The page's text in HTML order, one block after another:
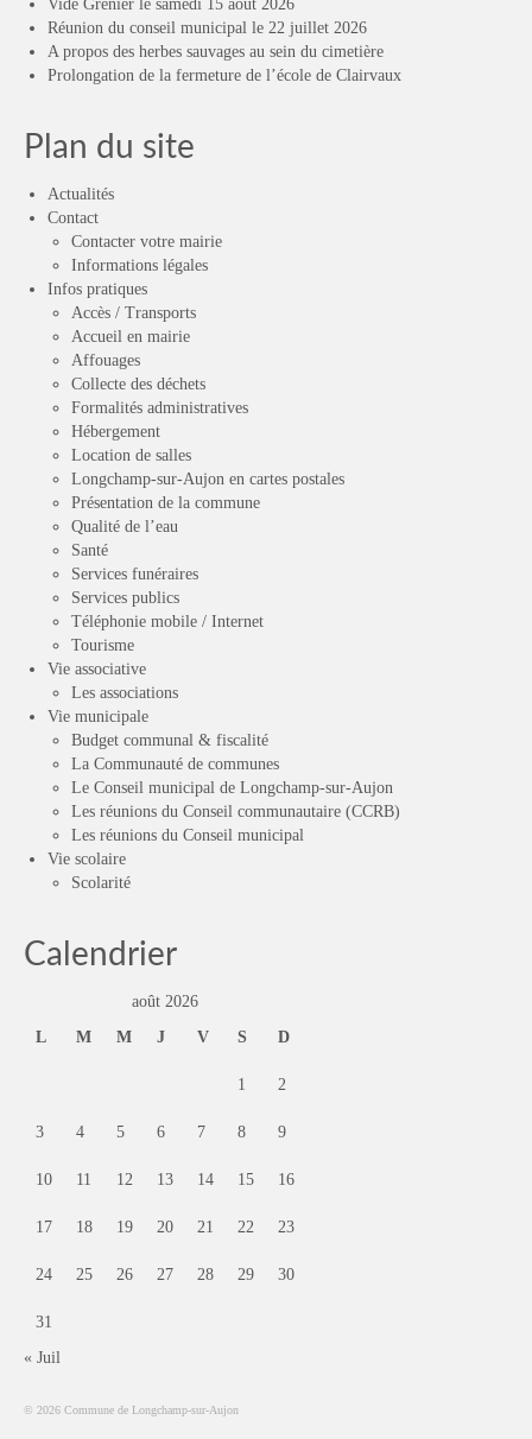
Vide Grenier le samedi 15 août 2026
Réunion du conseil municipal le 22 juillet 2026
A propos des herbes sauvages au sein du cimetière
Prolongation de la fermeture de l’école de Clairvaux
Plan du site
Actualités
Contact
Contacter votre mairie
Informations légales
Infos pratiques
Accès / Transports
Accueil en mairie
Affouages
Collecte des déchets
Formalités administratives
Hébergement
Location de salles
Longchamp-sur-Aujon en cartes postales
Présentation de la commune
Qualité de l’eau
Santé
Services funéraires
Services publics
Téléphonie mobile / Internet
Tourisme
Vie associative
Les associations
Vie municipale
Budget communal & fiscalité
La Communauté de communes
Le Conseil municipal de Longchamp-sur-Aujon
Les réunions du Conseil communautaire (CCRB)
Les réunions du Conseil municipal
Vie scolaire
Scolarité
Calendrier
août 2026
L
M M J V S D
1 2
3 4 5 6 7 8 9
10 11 12 13 14 15 16
17 18 19 20 21 22 23
24 25 26 27 28 29 30
31
« Juil
© 2026 Commune de Longchamp-sur-Aujon